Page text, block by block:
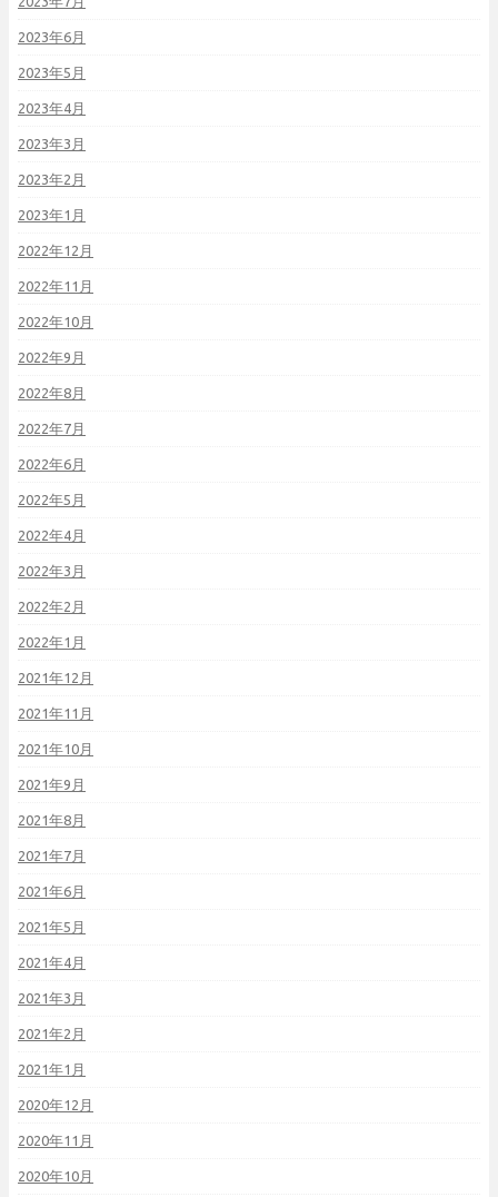
2023年6月
2023年5月
2023年4月
2023年3月
2023年2月
2023年1月
2022年12月
2022年11月
2022年10月
2022年9月
2022年8月
2022年7月
2022年6月
2022年5月
2022年4月
2022年3月
2022年2月
2022年1月
2021年12月
2021年11月
2021年10月
2021年9月
2021年8月
2021年7月
2021年6月
2021年5月
2021年4月
2021年3月
2021年2月
2021年1月
2020年12月
2020年11月
2020年10月